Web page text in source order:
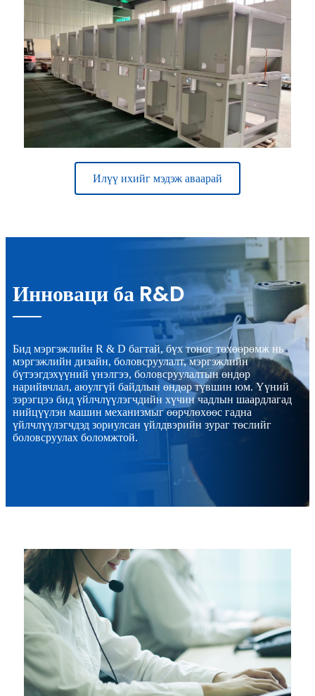
Илүү ихийг мэдэж аваарай
Инноваци ба R&D
Бид мэргэжлийн R & D багтай, бүх тоног төхөөрөмж нь
мэргэжлийн дизайн, боловсруулалт, мэргэжлийн
бүтээгдэхүүний үнэлгээ, боловсруулалтын өндөр
нарийвчлал, аюулгүй байдлын өндөр түвшин юм. Үүний
зэрэгцээ бид үйлчлүүлэгчдийн хүчин чадлын шаардлагад
нийцүүлэн машин механизмыг өөрчлөхөөс гадна
үйлчлүүлэгчдэд зориулсан үйлдвэрийн зураг төслийг
боловсруулах боломжтой.